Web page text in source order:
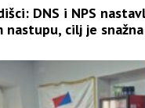
DNS i NPS
nastupu, cilj je